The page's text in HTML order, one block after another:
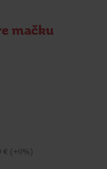
mačku
€ (+0%)